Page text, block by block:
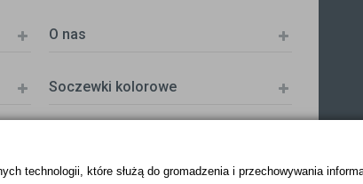
technologii, które służą do gromadzenia i przechowywania
O nas
Soczewki kolorowe